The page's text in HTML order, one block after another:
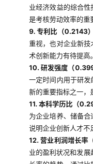
业经济效益的综合
是考核劳动效率的重
9. 专利比（0.2143
重视，也对企业新
术创新能力有待提高。
10. 研发强度（
一定时间内用于研
新的重要指标之一，
11. 本科学历比（
为企业培养、储备
说明企业创新人才不
12. 营业利润增长率
业的盈利状况和发